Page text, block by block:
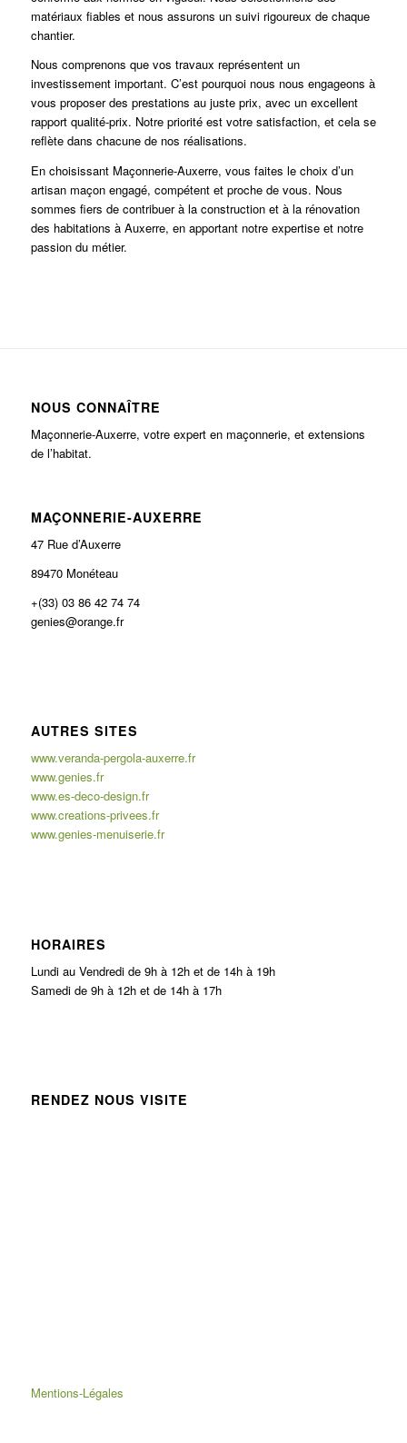
matériaux fiables et nous assurons un suivi rigoureux de chaque
chantier.
Nous comprenons que vos travaux représentent un
investissement important. C’est pourquoi nous nous engageons à
vous proposer des prestations au juste prix, avec un excellent
rapport qualité-prix. Notre priorité est votre satisfaction, et cela se
reflète dans chacune de nos réalisations.
En choisissant Maçonnerie-Auxerre, vous faites le choix d’un
artisan maçon engagé, compétent et proche de vous. Nous
sommes fiers de contribuer à la construction et à la rénovation
des habitations à Auxerre, en apportant notre expertise et notre
passion du métier.
NOUS CONNAÎTRE
Maçonnerie-Auxerre, votre expert en maçonnerie, et extensions
de l’habitat.
MAÇONNERIE-AUXERRE
47 Rue d’Auxerre
89470 Monéteau
+(33) 03 86 42 74 74
genies@orange.fr
AUTRES SITES
www.veranda-pergola-auxerre.fr
www.genies.fr
www.es-deco-design.fr
www.creations-privees.fr
www.genies-menuiserie.fr
HORAIRES
Lundi au Vendredi de 9h à 12h et de 14h à 19h
Samedi de 9h à 12h et de 14h à 17h
RENDEZ NOUS VISITE
Mentions-Légales